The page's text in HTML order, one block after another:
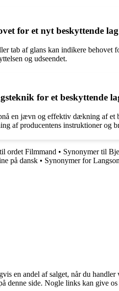
for et nyt beskyttende
tab af glans kan indikere
og udseendet.
for et beskyttende
en jævn og effektiv dækning af et
af producentens instruktioner og
ordet Filmmand • Synonymer til
på dansk • Synonymer for
en andel af salget, når du handler
denne side. Nogle links kan give